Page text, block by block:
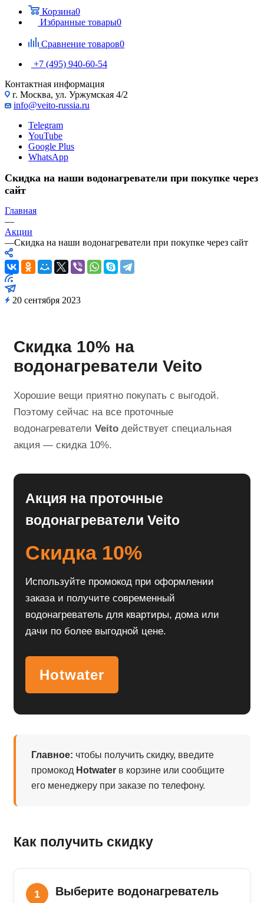
Корзина0
Избранные товары0
Сравнение товаров0
+7 (495) 940-60-54
Контактная информация
г. Москва, ул. Уржумская 4/2
info@veito-russia.ru
Telegram
YouTube
Google Plus
WhatsApp
Скидка на наши водонагреватели при покупке через
сайт
Главная
—
Акции
—Скидка на наши водонагреватели при покупке через сайт
20 сентября 2023
Скидка 10% на
водонагреватели Veito
Хорошие вещи приятно покупать с выгодой.
Поэтому сейчас на все проточные
водонагреватели Veito действует специальная
акция — скидка 10%.
Акция на проточные
водонагреватели Veito
Скидка 10%
Используйте промокод при оформлении
заказа и получите современный
водонагреватель для квартиры, дома или
дачи по более выгодной цене.
Hotwater
Главное: чтобы получить скидку, введите
промокод Hotwater в корзине или сообщите
его менеджеру при заказе по телефону.
Как получить скидку
Выберите водонагреватель